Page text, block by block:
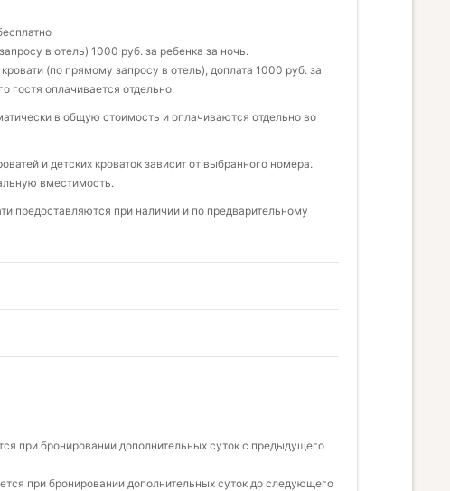
в отель) 1000 руб. за ребенка за ночь.
(по прямому запросу в отель), доплата 1000 руб. за
гостя оплачивается отдельно.
в общую стоимость и оплачиваются отдельно во
и детских кроваток зависит от выбранного номера.
вместимость.
предоставляются при наличии и по предварительному
при бронировании дополнительных суток с предыдущего
при бронировании дополнительных суток до следующего